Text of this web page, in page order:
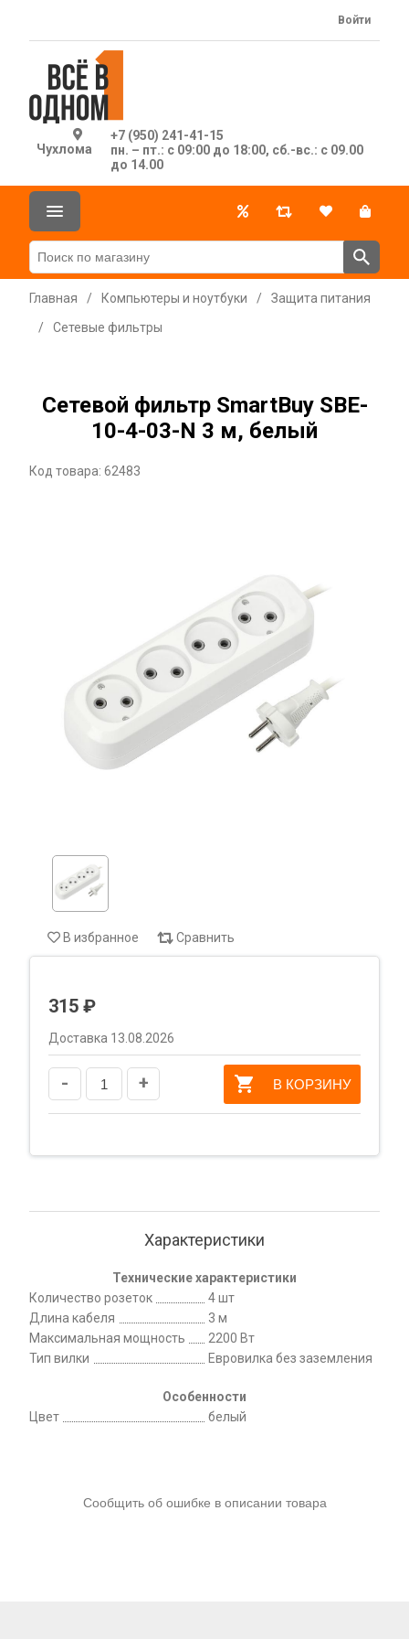
Чухлома
+7 (950) 241-41-15
пн. – пт.: с 09:00 до 18:00, сб.-вс.: с 09.00
до 14.00
Войти
Главная / Компьютеры и ноутбуки /
Защита питания
/
Сетевые фильтры
Сетевой фильтр SmartBuy SBE-
10-4-03-N 3 м, белый
Код товара: 62483
В избранное Сравнить
315 ₽
Доставка 13.08.2026
- + В КОРЗИНУ
Характеристики
Технические характеристики
Количество розеток
4 шт
Длина кабеля
3 м
Максимальная мощность
2200 Вт
Тип вилки
Евровилка без заземления
Особенности
Цвет
белый
Сообщить об ошибке в описании товара